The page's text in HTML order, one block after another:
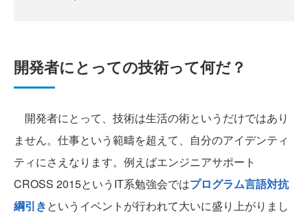
開発者にとっての技術って何だ？
開発者にとって、技術は生活の術というだけではあり
ません。仕事という範疇を超えて、自分のアイデンティ
ティにさえなります。例えばエンジニアサポート
CROSS 2015というIT系勉強会ではプログラム言語対抗
綱引きというイベントが行われて大いに盛り上がりまし